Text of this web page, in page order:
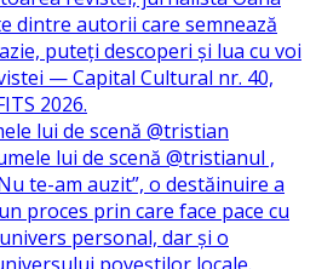
lui de scenă @tristian